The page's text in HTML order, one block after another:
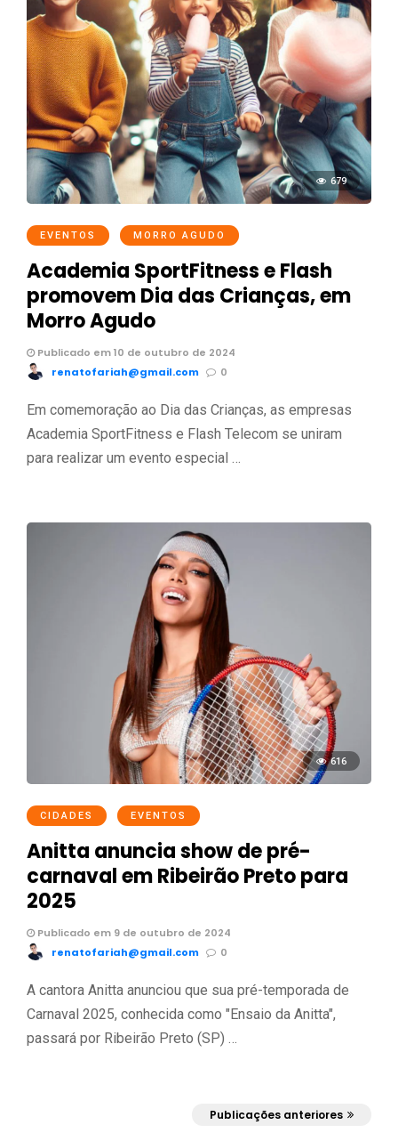
679
EVENTOS MORRO AGUDO
Academia SportFitness e Flash
promovem Dia das Crianças, em
Morro Agudo
Publicado em 10 de outubro de 2024
renatofariah@gmail.com
0
Em comemoração ao Dia das Crianças, as empresas
Academia SportFitness e Flash Telecom se uniram
para realizar um evento especial …
616
CIDADES EVENTOS
Anitta anuncia show de pré-
carnaval em Ribeirão Preto para
2025
Publicado em 9 de outubro de 2024
renatofariah@gmail.com
0
A cantora Anitta anunciou que sua pré-temporada de
Carnaval 2025, conhecida como "Ensaio da Anitta",
passará por Ribeirão Preto (SP) …
Publicações anteriores